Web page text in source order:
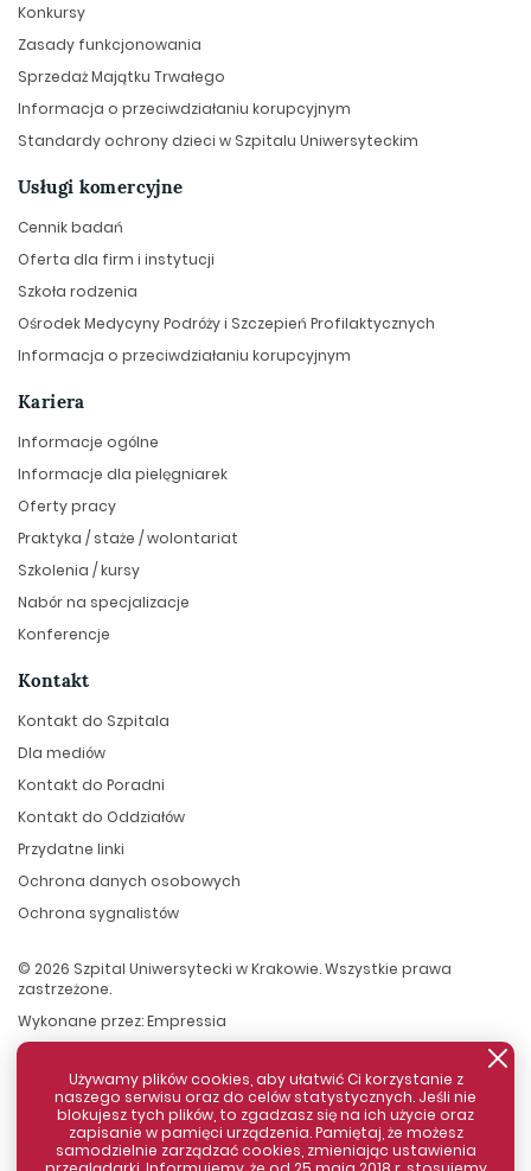
Konkursy
Zasady funkcjonowania
Sprzedaż Majątku Trwałego
Informacja o przeciwdziałaniu korupcyjnym
Standardy ochrony dzieci w Szpitalu Uniwersyteckim
Usługi komercyjne
Cennik badań
Oferta dla firm i instytucji
Szkoła rodzenia
Ośrodek Medycyny Podróży i Szczepień Profilaktycznych
Informacja o przeciwdziałaniu korupcyjnym
Kariera
Informacje ogólne
Informacje dla pielęgniarek
Oferty pracy
Praktyka / staże / wolontariat
Szkolenia / kursy
Nabór na specjalizacje
Konferencje
Kontakt
Kontakt do Szpitala
Dla mediów
Kontakt do Poradni
Kontakt do Oddziałów
Przydatne linki
Ochrona danych osobowych
Ochrona sygnalistów
© 2026 Szpital Uniwersytecki w Krakowie. Wszystkie prawa
zastrzeżone.
Wykonane przez:Empressia
Używamy plików cookies, aby ułatwić Ci korzystanie z
naszego serwisu oraz do celów statystycznych. Jeśli nie
blokujesz tych plików, to zgadzasz się na ich użycie oraz
zapisanie w pamięci urządzenia. Pamiętaj, że możesz
samodzielnie zarządzać cookies, zmieniając ustawienia